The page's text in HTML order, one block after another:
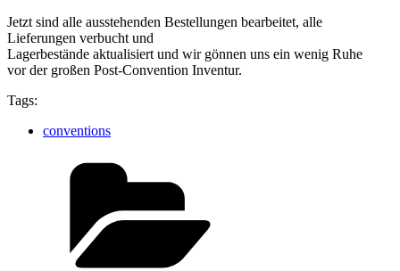
Jetzt sind alle ausstehenden Bestellungen bearbeitet, alle
Lieferungen verbucht und
Lagerbestände aktualisiert und wir gönnen uns ein wenig Ruhe
vor der großen Post-Convention Inventur.
Tags:
conventions